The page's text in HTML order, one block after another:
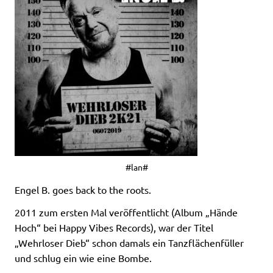
#lan#
Engel B. goes back to the roots.
2011 zum ersten Mal veröffentlicht (Album „Hände
Hoch“ bei Happy Vibes Records), war der Titel
„Wehrloser Dieb“ schon damals ein Tanzflächenfüller
und schlug ein wie eine Bombe.